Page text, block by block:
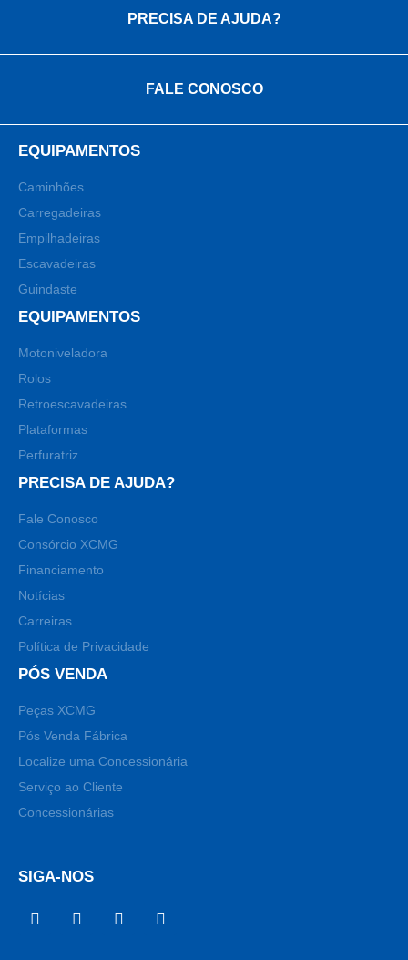
PRECISA DE AJUDA?
FALE CONOSCO
EQUIPAMENTOS
Caminhões
Carregadeiras
Empilhadeiras
Escavadeiras
Guindaste
EQUIPAMENTOS
Motoniveladora
Rolos
Retroescavadeiras
Plataformas
Perfuratriz
PRECISA DE AJUDA?
Fale Conosco
Consórcio XCMG
Financiamento
Notícias
Carreiras
Política de Privacidade
PÓS VENDA
Peças XCMG
Pós Venda Fábrica
Localize uma Concessionária
Serviço ao Cliente
Concessionárias
SIGA-NOS